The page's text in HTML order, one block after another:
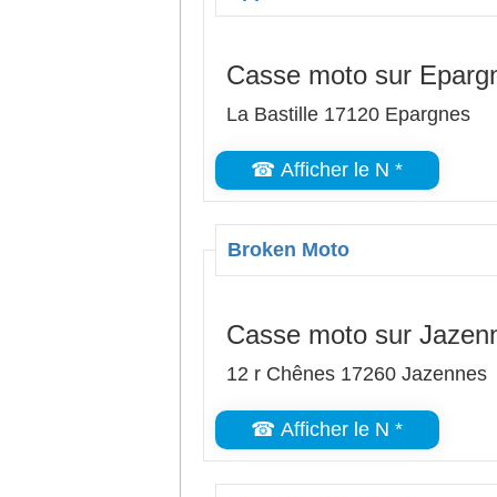
Casse moto sur
La Bastille 17120 Epargnes
☎ Afficher le N *
Broken Moto
Casse moto sur
12 r Chênes 17260 Jazennes
☎ Afficher le N *